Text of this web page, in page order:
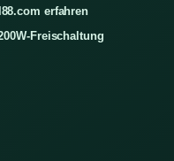
erfahren
Freischaltung